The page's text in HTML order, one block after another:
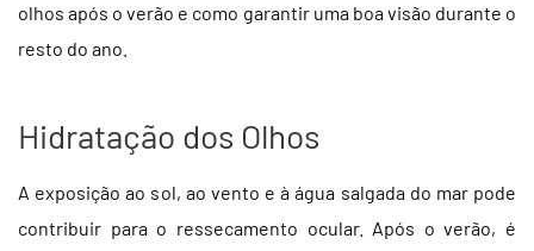
olhos após o verão e como garantir uma boa visão durante o
resto do ano.
Hidratação dos Olhos
A exposição ao sol, ao vento e à água salgada do mar pode
contribuir para o ressecamento ocular. Após o verão, é